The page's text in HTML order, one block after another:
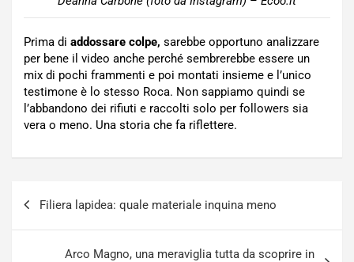
Prima di addossare colpe, sarebbe opportuno analizzare
per bene il video anche perché sembrerebbe essere un
mix di pochi frammenti e poi montati insieme e l’unico
testimone è lo stesso Roca. Non sappiamo quindi se
l’abbandono dei rifiuti e raccolti solo per followers sia
vera o meno. Una storia che fa riflettere.
Filiera lapidea: quale materiale inquina meno
Arco Magno, una meraviglia tutta da scoprire in